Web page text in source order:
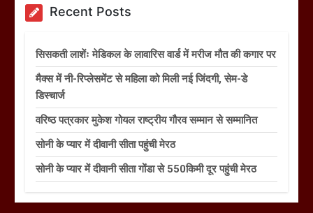
Recent Posts
सिसकती लाशेंः मेडिकल के लावारिस वार्ड में मरीज मौत की कगार पर
मैक्स में नी-रिप्लेसमेंट से महिला को मिली नई जिंदगी, सेम-डे
डिस्चार्ज
वरिष्ठ पत्रकार मुकेश गोयल राष्ट्रीय गौरव सम्मान से सम्मानित
सोनी के प्यार में दीवानी सीता पहुंची मेरठ
सोनी के प्यार में दीवानी सीता गोंडा से 550किमी दूर पहुंची मेरठ